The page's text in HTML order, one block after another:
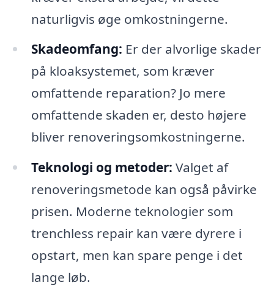
naturligvis øge omkostningerne.
Skadeomfang: Er der alvorlige skader
på kloaksystemet, som kræver
omfattende reparation? Jo mere
omfattende skaden er, desto højere
bliver renoveringsomkostningerne.
Teknologi og metoder: Valget af
renoveringsmetode kan også påvirke
prisen. Moderne teknologier som
trenchless repair kan være dyrere i
opstart, men kan spare penge i det
lange løb.